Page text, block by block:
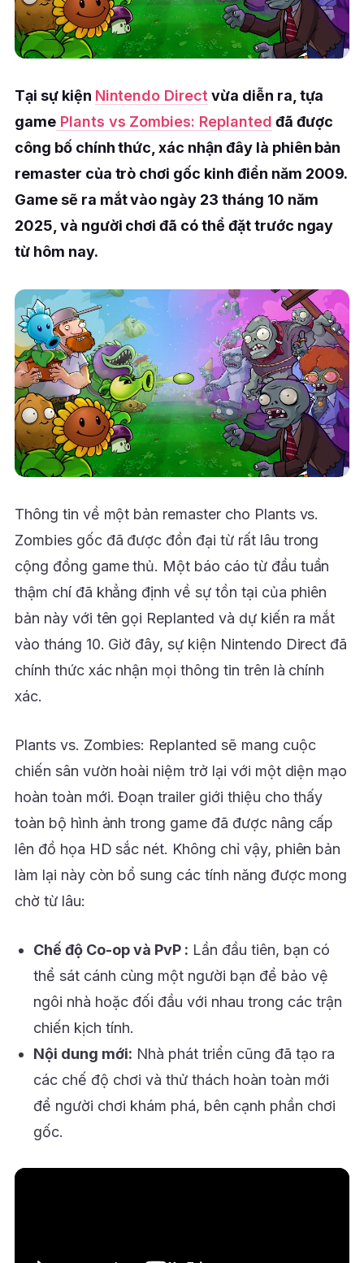
Tại sự kiện Nintendo Direct vừa diễn ra, tựa
gamePlants vs Zombies: Replanted đã được
công bố chính thức, xác nhận đây là phiên bản
remaster của trò chơi gốc kinh điển năm 2009.
Game sẽ ra mắt vào ngày 23 tháng 10 năm
2025, và người chơi đã có thể đặt trước ngay
từ hôm nay.
Thông tin về một bản remaster cho Plants vs.
Zombies gốc đã được đồn đại từ rất lâu trong
cộng đồng game thủ. Một báo cáo từ đầu tuần
thậm chí đã khẳng định về sự tồn tại của phiên
bản này với tên gọi Replanted và dự kiến ra mắt
vào tháng 10. Giờ đây, sự kiện Nintendo Direct đã
chính thức xác nhận mọi thông tin trên là chính
xác.
Plants vs. Zombies: Replanted sẽ mang cuộc
chiến sân vườn hoài niệm trở lại với một diện mạo
hoàn toàn mới. Đoạn trailer giới thiệu cho thấy
toàn bộ hình ảnh trong game đã được nâng cấp
lên đồ họa HD sắc nét. Không chỉ vậy, phiên bản
làm lại này còn bổ sung các tính năng được mong
chờ từ lâu:
Chế độ Co-op và PvP : Lần đầu tiên, bạn có
thể sát cánh cùng một người bạn để bảo vệ
ngôi nhà hoặc đối đầu với nhau trong các trận
chiến kịch tính.
Nội dung mới: Nhà phát triển cũng đã tạo ra
các chế độ chơi và thử thách hoàn toàn mới
để người chơi khám phá, bên cạnh phần chơi
gốc.